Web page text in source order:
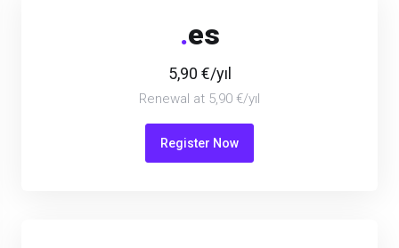
.es
5,90 €/yıl
Renewal at 5,90 €/yıl
Register Now